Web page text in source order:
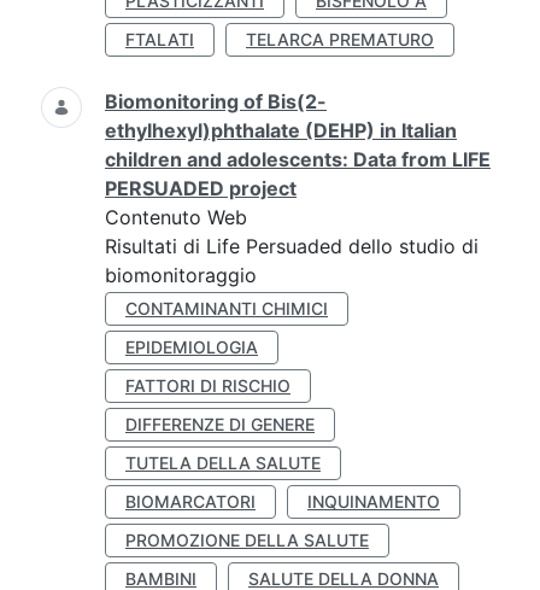
FTALATI
TELARCA PREMATURO
Biomonitoring of Bis(2-
ethylhexyl)phthalate (DEHP) in Italian
children and adolescents: Data from LIFE
PERSUADED project
Contenuto Web
Risultati di Life Persuaded dello studio di
biomonitoraggio
CONTAMINANTI CHIMICI
EPIDEMIOLOGIA
FATTORI DI RISCHIO
DIFFERENZE DI GENERE
TUTELA DELLA SALUTE
BIOMARCATORI
INQUINAMENTO
PROMOZIONE DELLA SALUTE
BAMBINI
SALUTE DELLA DONNA